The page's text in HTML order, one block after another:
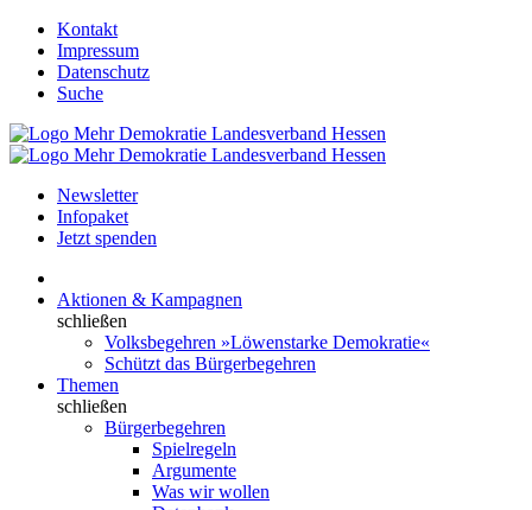
Kontakt
Impressum
Datenschutz
Suche
Newsletter
Infopaket
Jetzt spenden
Aktionen & Kampagnen
schließen
Volksbegehren »Löwenstarke Demokratie«
Schützt das Bürgerbegehren
Themen
schließen
Bürgerbegehren
Spielregeln
Argumente
Was wir wollen